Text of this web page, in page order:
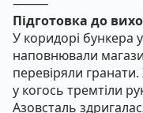
Підготовка до
У коридорі бункера
наповнювали
перевіряли
у когось тремтіли
Азовсталь